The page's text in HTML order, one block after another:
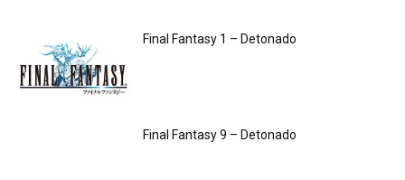
Final Fantasy 1 – Detonado
Final Fantasy 9 – Detonado